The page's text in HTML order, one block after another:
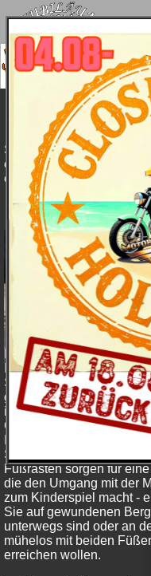
machen von 4. bis 15.08.
sind ab 18.08. wieder mit
Euch da!
Harley-
T 2014 -
So viele Touring-
einem derart
erlebt.
Bike & Bilder Features
Die SuperLow 1200T für
Modelljahr 2014 ist eine
Sportster, die wie
große Reise und die
ihrem schlanken und
Chassis sowie mit ihrem
Handling punktet. Die
Sitzhöhe und die mittig
Fußrasten sorgen für
die den Umgang mit der
zum Kinderspiel macht -
Sie auf gewundenen
unterwegs sind oder an
mühelos mit beiden
erreichen wollen.